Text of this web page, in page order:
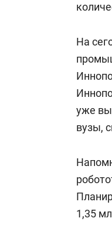
На
уже
вузы,
1,35